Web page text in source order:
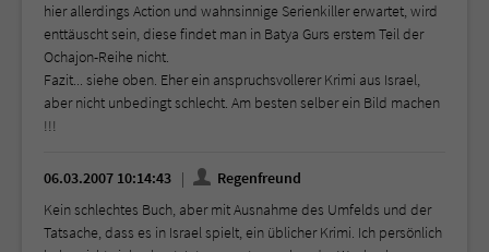
hier allerdings Action und wahnsinnige Serienkiller erwartet, wird
enttäuscht sein, diese findet man in Batya Gurs erstem Teil der
Ochajon-Reihe nicht.
Fazit... siehe oben. Eher ein anspruchsvollerer Krimi aus Israel,
aber nicht unbedingt schlecht. Am besten selber ein Bild machen
!!!
06.03.2007 10:14:43
Regenfreund
Kein schlechtes Buch, aber mit Ausnahme des Umfelds und der
Tatsache, dass es in Israel spielt, ein üblicher Krimi. Ich persönlich